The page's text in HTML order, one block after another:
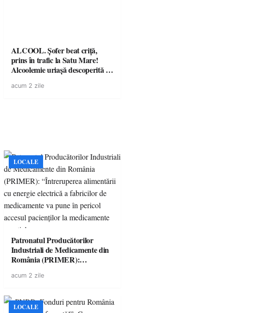
ALCOOL. Șofer beat criță,
prins în trafic la Satu Mare!
Alcoolemie uriașă descoperită de
acum 2 zile
LOCALE
Patronatul Producătorilor
Industriali de Medicamente din
România (PRIMER):
energie electrică a fabricilor de
accesul pacienților la
medicamente esențiale
acum 2 zile
LOCALE